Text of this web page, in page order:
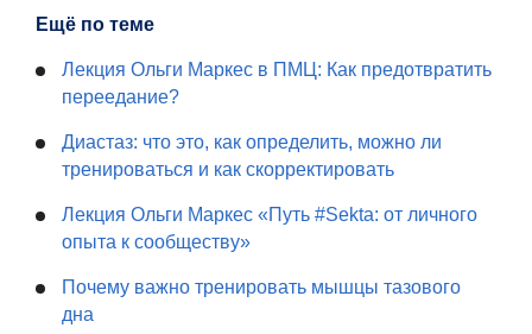
Ещё по теме
Лекция Ольги Маркес в ПМЦ: Как предотвратить
переедание?
Диастаз: что это, как определить, можно ли
тренироваться и как скорректировать
Лекция Ольги Маркес «Путь #Sekta: от личного
опыта к сообществу»
Почему важно тренировать мышцы тазового
дна